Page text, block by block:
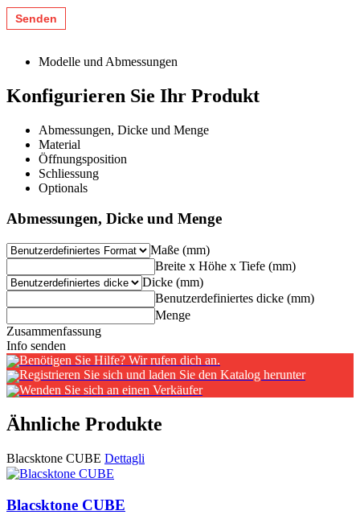
Modelle und Abmessungen
Konfigurieren Sie Ihr Produkt
Abmessungen, Dicke und Menge
Material
Öffnungsposition
Schliessung
Optionals
Abmessungen, Dicke und Menge
Maße (mm)
Breite x Höhe x Tiefe (mm)
Dicke (mm)
Benutzerdefiniertes dicke (mm)
Menge
Zusammenfassung
Info senden
Benötigen Sie Hilfe? Wir rufen dich an.
Registrieren Sie sich und laden Sie den Katalog herunter
Wenden Sie sich an einen Verkäufer
Ähnliche Produkte
Blacsktone CUBE Dettagli
Blacsktone CUBE